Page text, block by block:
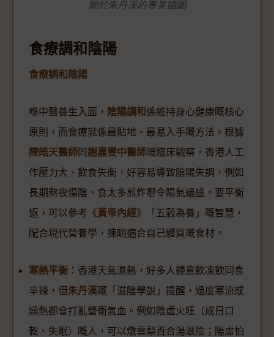
關於朱丹溪的專業插圖
食療調和陰陽
食療調和陰陽
喺中醫養生入面， 陰陽調和係維持身心健康嘅核心
原則，而食療就係最貼地、最易入手嘅方法。根據
陳皓天醫師 同 謝嘉雯中醫師嘅臨床觀察，香港人工
作壓力大、飲食失衡，好容易導致陰陽失調，例如
長期熬夜傷陰、食太多煎炸嘢令陽氣過盛。要平衡
返，可以參考《黃帝內經》「五穀為養」嘅智慧，
配合現代營養學，揀啲適合自己體質嘅食材。
寒熱平衡 ：香港天氣濕熱，好多人鍾意飲凍飲同食
辛辣，但朱丹溪嘅「滋陰學說」提醒，過度寒涼或
燥熱都會打亂營衛氣血。例如陰虛火旺（成日口
乾、失眠）嘅人，可以燉雪梨百合湯滋陰；陽虛怕